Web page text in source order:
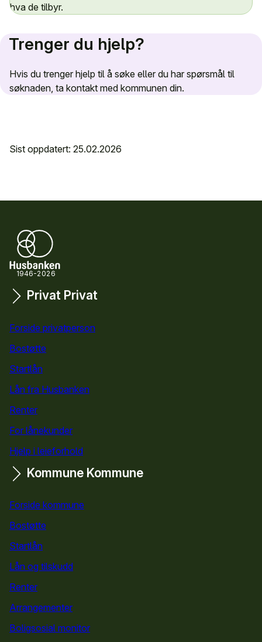
hva de tilbyr.
Trenger du hjelp?
Hvis du trenger hjelp til å søke eller du har spørsmål til
søknaden, ta kontakt med kommunen din.
Sist oppdatert: 25.02.2026
1946-2026
Snarveier
Privat Privat
Forside privatperson
Bostøtte
Startlån
Lån fra Husbanken
Renter
For lånekunder
Hjelp i leieforhold
Kommune Kommune
Forside kommune
Bostøtte
Startlån
Lån og tilskudd
Renter
Arrangementer
Boligsosial monitor